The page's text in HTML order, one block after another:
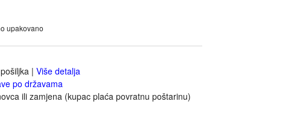
upakovano
| Više detalja
po državama
ili zamjena (kupac plaća povratnu poštarinu)